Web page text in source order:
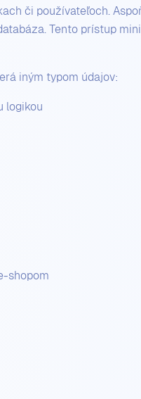
či používateľoch.
Tento prístup
iným typom údajov:
logikou
shopom